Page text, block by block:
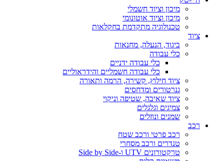
מיכון וציוד חשמלי
מיכון וציוד אוטונומי
טכנולוגיה מתקדמת בחקלאות
ציוד
ביגוד, הנעלה, מחנאות
כלי עבודה
כלי עבודה ידניים
כלי עבודה חשמליים והידראוליים
ציוד חילוץ, קשירה, הרמה ותאורה
גנרטורים ומדחסים
ציוד שאיבה, שטיפה וניקוי
צמיגים וגלגלים
שמנים ונוזלים
רכב
רכב פרטי ורכב שטח
טנדרים ורכב מסחרי
טרקטורונים UTV ו-Side by Side